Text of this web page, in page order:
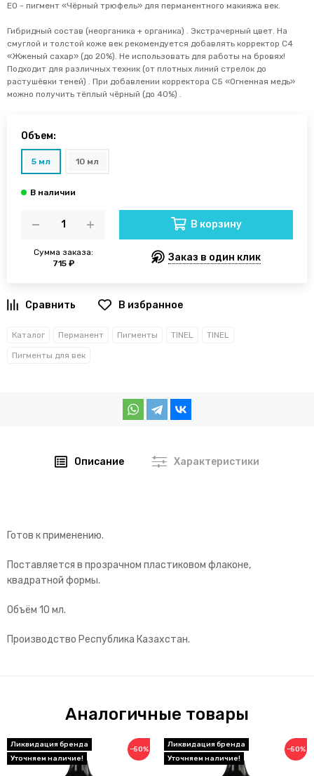
Е0 - пигмент «Чёрный трюфель» для перманентного макияжа век.
Гибридный состав (неорганика + органика) . Экстрачерный цвет. На
смуглой и толстой коже век рекомендуется добавлять корректор С4
«Жженый сахар» (до 20%). Не использовать для работы на бровях!
Подходит для различных техник (от плотных линий стрелок до
растушёвки теней) . При добавлении корректора С5 «Огненная медь»
можно получить тёплый чёрный (до 40%) .
Объем:
5 мл 10 мл
Сумма заказа:
715 ₽
В корзину
Заказ в один клик
В избранное
Каталог Перманент Пигменты TINEL TINEL
Пигменты для век
Описание Характеристики
Готов к применению.
Поставляется в прозрачном пластиковом флаконе,
квадратной формы.
Объём 10 мл.
Производство Республика Казахстан.
Аналогичные товары
−50% −50%